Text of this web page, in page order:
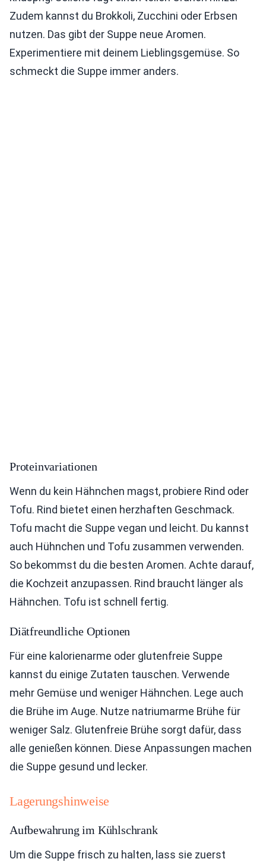
Zudem kannst du Brokkoli, Zucchini oder Erbsen
nutzen. Das gibt der Suppe neue Aromen.
Experimentiere mit deinem Lieblingsgemüse. So
schmeckt die Suppe immer anders.
Proteinvariationen
Wenn du kein Hähnchen magst, probiere Rind oder
Tofu. Rind bietet einen herzhaften Geschmack.
Tofu macht die Suppe vegan und leicht. Du kannst
auch Hühnchen und Tofu zusammen verwenden.
So bekommst du die besten Aromen. Achte darauf,
die Kochzeit anzupassen. Rind braucht länger als
Hähnchen. Tofu ist schnell fertig.
Diätfreundliche Optionen
Für eine kalorienarme oder glutenfreie Suppe
kannst du einige Zutaten tauschen. Verwende
mehr Gemüse und weniger Hähnchen. Lege auch
die Brühe im Auge. Nutze natriumarme Brühe für
weniger Salz. Glutenfreie Brühe sorgt dafür, dass
alle genießen können. Diese Anpassungen machen
die Suppe gesund und lecker.
Lagerungshinweise
Aufbewahrung im Kühlschrank
Um die Suppe frisch zu halten, lass sie zuerst